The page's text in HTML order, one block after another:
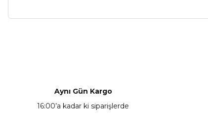
Ürün açıklamasında eksik bilgiler bulunuyor.
Ürün bilgilerinde hatalar bulunuyor.
Aynı Gün Kargo
16:00’a kadar ki siparişlerde